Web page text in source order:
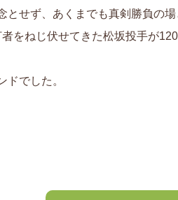
せず、あくまでも真剣勝負の場
をねじ伏せてきた松坂投手が
ドでした。